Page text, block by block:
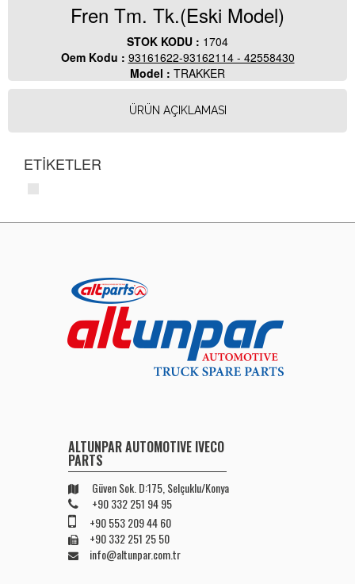
Fren Tm. Tk.(Eski Model)
STOK KODU : 1704
Oem Kodu : 93161622-93162114 - 42558430
Model : TRAKKER
ÜRÜN AÇIKLAMASI
ETİKETLER
ALTUNPAR AUTOMOTIVE IVECO
PARTS
Güven Sok. D:175, Selçuklu/Konya
+90 332 251 94 95
+90 553 209 44 60
+90 332 251 25 50
info@altunpar.com.tr